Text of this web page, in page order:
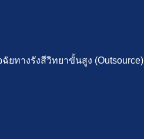
ยทางรังสีวิทยาขั้นสูง (Outsource)